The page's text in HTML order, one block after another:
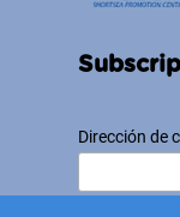
Dirección de